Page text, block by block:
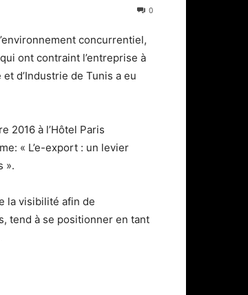
0
concurrentiel,
ont contraint l’entreprise à
d’Industrie de Tunis a eu
2016 à l’Hôtel Paris
« L’e-export : un levier
».
la visibilité afin de
tend à se positionner en tant